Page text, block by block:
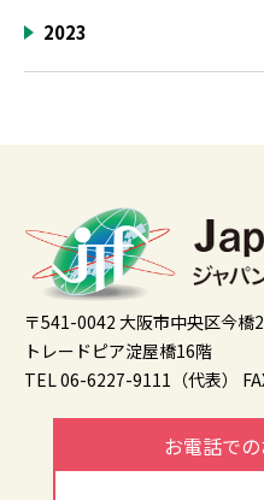
2023
〒541-0042 大阪市中央区今橋
トレードピア淀屋橋16階
TEL 06-6227-9111（代表）
お電話で